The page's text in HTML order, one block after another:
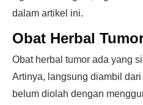
dalam artikel ini.
Obat Herbal
Obat herbal tumor ada yang
Artinya, langsung diambil
belum diolah dengan